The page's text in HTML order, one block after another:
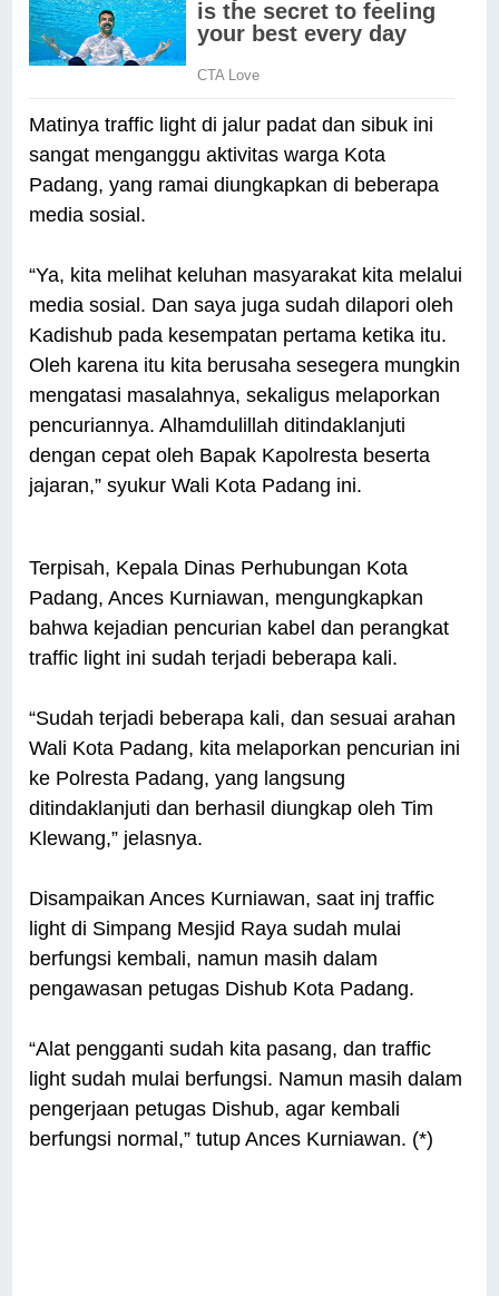
Matinya traffic light di jalur padat dan sibuk ini
sangat menganggu aktivitas warga Kota
Padang, yang ramai diungkapkan di beberapa
media sosial.
“Ya, kita melihat keluhan masyarakat kita melalui
media sosial. Dan saya juga sudah dilapori oleh
Kadishub pada kesempatan pertama ketika itu.
Oleh karena itu kita berusaha sesegera mungkin
mengatasi masalahnya, sekaligus melaporkan
pencuriannya. Alhamdulillah ditindaklanjuti
dengan cepat oleh Bapak Kapolresta beserta
jajaran,” syukur Wali Kota Padang ini.
Terpisah, Kepala Dinas Perhubungan Kota
Padang, Ances Kurniawan, mengungkapkan
bahwa kejadian pencurian kabel dan perangkat
traffic light ini sudah terjadi beberapa kali.
“Sudah terjadi beberapa kali, dan sesuai arahan
Wali Kota Padang, kita melaporkan pencurian ini
ke Polresta Padang, yang langsung
ditindaklanjuti dan berhasil diungkap oleh Tim
Klewang,” jelasnya.
Disampaikan Ances Kurniawan, saat inj traffic
light di Simpang Mesjid Raya sudah mulai
berfungsi kembali, namun masih dalam
pengawasan petugas Dishub Kota Padang.
“Alat pengganti sudah kita pasang, dan traffic
light sudah mulai berfungsi. Namun masih dalam
pengerjaan petugas Dishub, agar kembali
berfungsi normal,” tutup Ances Kurniawan. (*)